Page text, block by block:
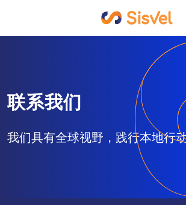
联系我们
我们具有全球视野，践行本地行